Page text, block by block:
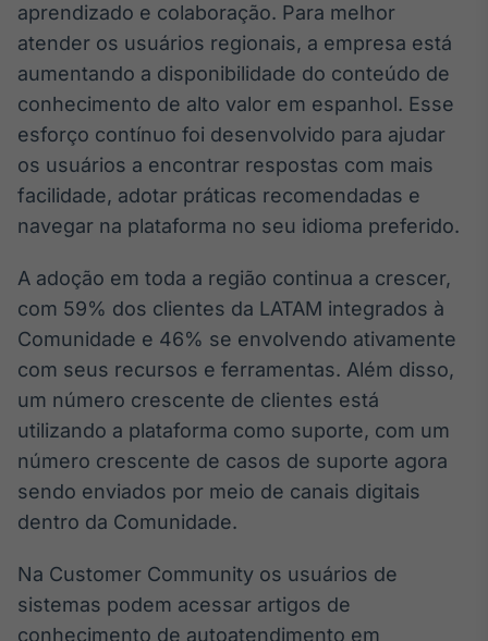
Broadcast
Fundos
A melhor
analisar fundos
de investimento
Em breve
BroadFast
Em breve
Investimentos
aprendizado e colaboração. Para melhor
atender os usuários regionais, a empresa está
aumentando a disponibilidade do conteúdo de
conhecimento de alto valor em espanhol. Esse
esforço contínuo foi desenvolvido para ajudar
os usuários a encontrar respostas com mais
facilidade, adotar práticas recomendadas e
navegar na plataforma no seu idioma preferido.
A adoção em toda a região continua a crescer,
com 59% dos clientes da LATAM integrados à
Comunidade e 46% se envolvendo ativamente
com seus recursos e ferramentas. Além disso,
um número crescente de clientes está
utilizando a plataforma como suporte, com um
número crescente de casos de suporte agora
sendo enviados por meio de canais digitais
dentro da Comunidade.
Na Customer Community os usuários de
sistemas podem acessar artigos de
conhecimento de autoatendimento em